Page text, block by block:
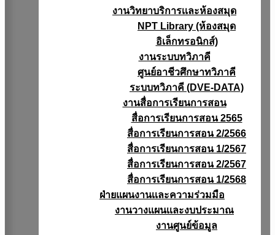
งานวิทยาบริการเเละห้องสมุด
NPT Library (ห้องสมุด
อิเล็กทรอนิกส์)
งานระบบทวิภาคี
ศูนย์อาชีวศึกษาทวิภาคี
ระบบทวิภาคี (DVE-DATA)
งานสื่อการเรียนการสอน
สื่อการเรียนการสอน 2565
สื่อการเรียนการสอน 2/2566
สื่อการเรียนการสอน 1/2567
สื่อการเรียนการสอน 2/2567
สื่อการเรียนการสอน 1/2568
ฝ่ายแผนงานเเละความร่วมมือ
งานวางแผนเเละงบประมาณ
งานศูนย์ข้อมูล